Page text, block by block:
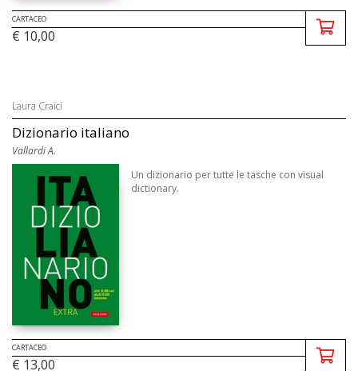
CARTACEO
€ 10,00
Laura Craici
Dizionario italiano
Vallardi A.
Un dizionario per tutte le tasche con visual
dictionary.
CARTACEO
€ 13,00